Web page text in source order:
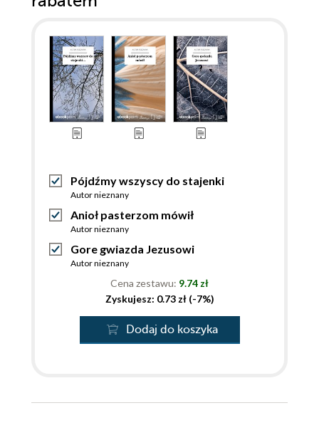
Pójdźmy wszyscy do stajenki
Autor nieznany
Anioł pasterzom mówił
Autor nieznany
Gore gwiazda Jezusowi
Autor nieznany
Cena zestawu: 9.74 zł
Zyskujesz: 0.73 zł (-7%)
Dodaj do koszyka